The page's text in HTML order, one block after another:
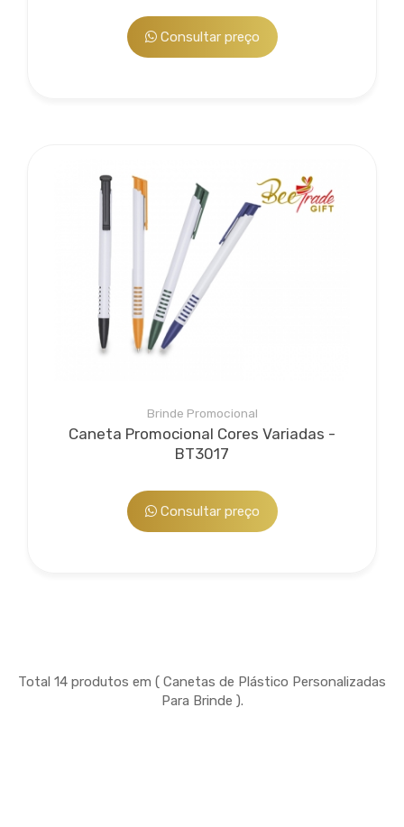
Consultar preço
Brinde Promocional
Caneta Promocional Cores Variadas -
BT3017
Consultar preço
Total 14 produtos em ( Canetas de Plástico Personalizadas
Para Brinde ).